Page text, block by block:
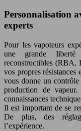
Personnalisation
experts
Pour les vapoteurs
une grande liberté
reconstructibles (RBA,
vos propres
vous donne un
production de
connaissances
Il est important de se
De plus, des
l’expérience.